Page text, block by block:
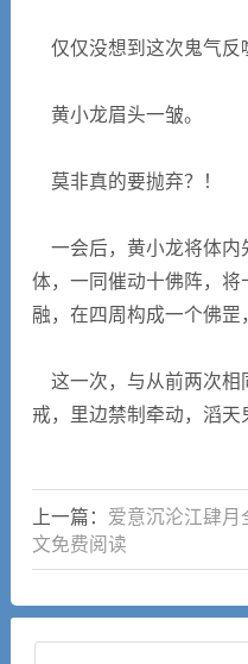
仅仅没想到这次鬼气反
黄小龙眉头一皱。
莫非真的要抛弃？！
一会后，黄小龙将体内
体，一同催动十佛阵，
融，在四周构成一个佛罡
这一次，与从前两次相
戒，里边禁制牵动，滔天
上一篇： 爱意沉沦江肆月
文免费阅读